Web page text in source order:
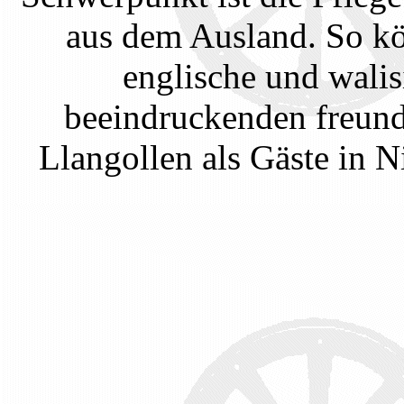
aus dem Ausland. So
englische und
beeindruckenden
Llangollen als Gäste in